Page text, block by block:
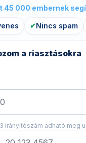
45 000 embernek
✔Nincs spam
a riasztásokra
irányítószám adható meg